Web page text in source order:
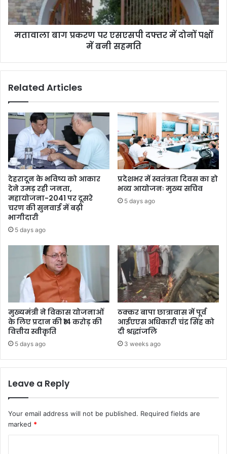
मतावाला बाग प्रकरण पर एसएसपी दफ्तर में दोनों पक्षों
में बनी सहमति
Related Articles
देहरादून के भविष्य को आकार
देने उमड़ रही जनता,
महायोजना-2041 पर दूसरे
चरण की सुनवाई में बढ़ी
भागीदारी
5 days ago
प्रदेशभर में स्वतंत्रता दिवस का हो
भव्य आयोजनः मुख्य सचिव
5 days ago
मुख्यमंत्री ने विकास योजनाओं
के लिए प्रदान की ₹14 करोड़ की
वित्तीय स्वीकृति
5 days ago
ठक्कर बापा छात्रावास में पूर्व
आईएएस अधिकारी चंद्र सिंह को
दी श्रद्धांजलि
3 weeks ago
Leave a Reply
Your email address will not be published. Required fields are
marked *